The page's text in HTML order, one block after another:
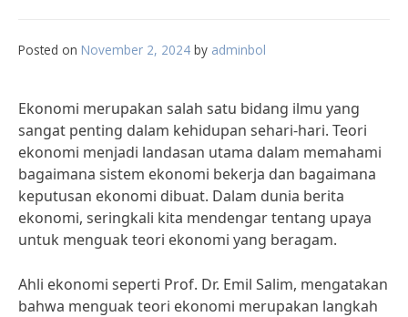
Posted on November 2, 2024 by adminbol
Ekonomi merupakan salah satu bidang ilmu yang
sangat penting dalam kehidupan sehari-hari. Teori
ekonomi menjadi landasan utama dalam memahami
bagaimana sistem ekonomi bekerja dan bagaimana
keputusan ekonomi dibuat. Dalam dunia berita
ekonomi, seringkali kita mendengar tentang upaya
untuk menguak teori ekonomi yang beragam.
Ahli ekonomi seperti Prof. Dr. Emil Salim, mengatakan
bahwa menguak teori ekonomi merupakan langkah